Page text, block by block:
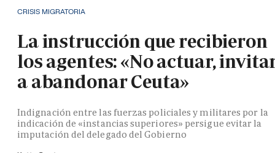
CRISIS MIGRATORIA
La instrucción que recibieron
los agentes: «No actuar,
a abandonar Ceuta»
Indignación entre las fuerzas policiales y militares por la
indicación de «instancias superiores» persigue evitar la
imputación del delegado del Gobierno